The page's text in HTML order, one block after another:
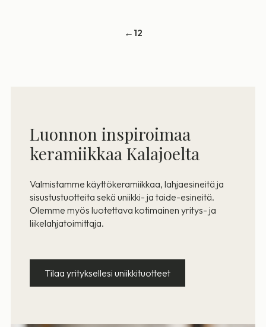
← 12
Luonnon inspiroimaa
keramiikkaa Kalajoelta
Valmistamme käyttökeramiikkaa, lahjaesineitä ja
sisustustuotteita sekä uniikki- ja taide-esineitä.
Olemme myös luotettava kotimainen yritys- ja
liikelahjatoimittaja.
Tilaa yrityksellesi uniikkituotteet